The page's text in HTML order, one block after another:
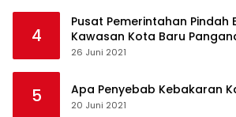
4
Pusat Pemerintahan Pindah
Kawasan Kota Baru
26 Juni 2021
5 Apa Penyebab Kebakaran
20 Juni 2021